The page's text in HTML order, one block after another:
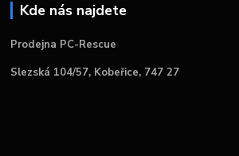
Kde nás najdete
Prodejna PC-Rescue
Slezská 104/57, Kobeřice, 747 27